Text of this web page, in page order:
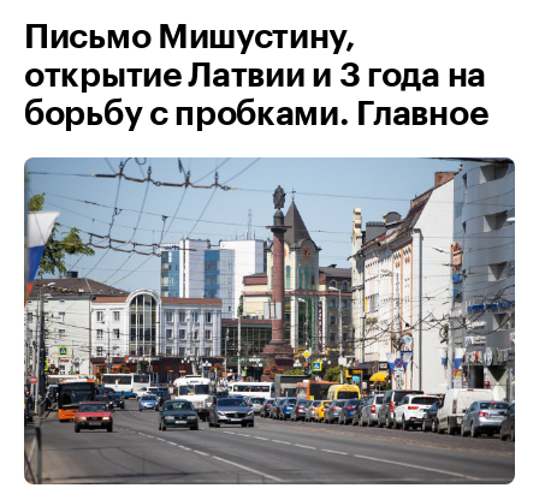
Письмо Мишустину,
открытие Латвии и 3 года на
борьбу с пробками. Главное